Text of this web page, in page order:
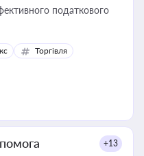
податкового
Торгівля
+13